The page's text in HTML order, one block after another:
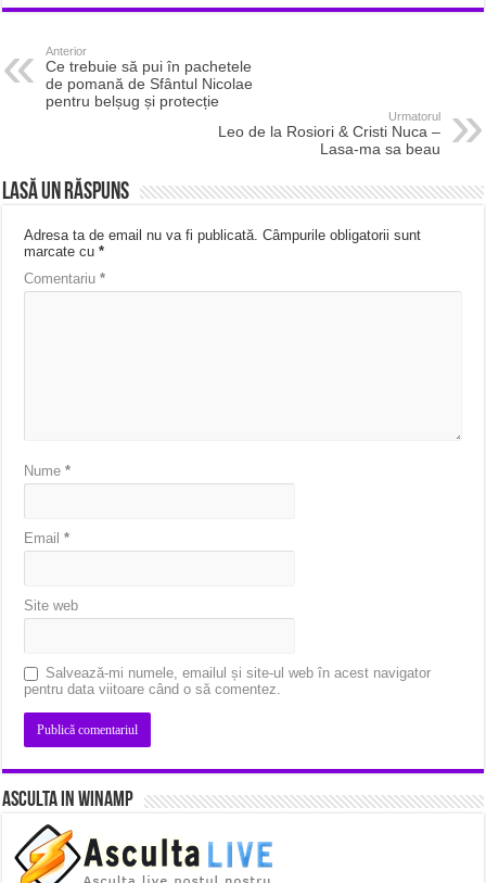
Anterior
Ce trebuie să pui în pachetele
de pomană de Sfântul Nicolae
pentru belșug și protecție
Urmatorul
Leo de la Rosiori & Cristi Nuca –
Lasa-ma sa beau
Lasă un răspuns
Adresa ta de email nu va fi publicată. Câmpurile obligatorii sunt
marcate cu*
Comentariu*
Nume*
Email*
Site web
Salvează-mi numele, emailul și site-ul web în acest navigator
pentru data viitoare când o să comentez.
Asculta in Winamp